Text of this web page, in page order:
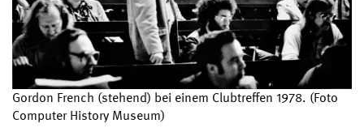
Gordon French (stehend) bei einem Clubtreffen 1978. (Foto
Computer History Museum)